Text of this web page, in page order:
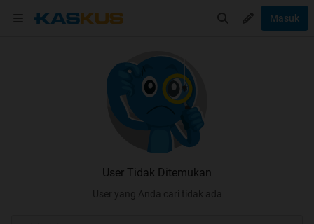
Masuk
User Tidak Ditemukan
User yang Anda cari tidak ada